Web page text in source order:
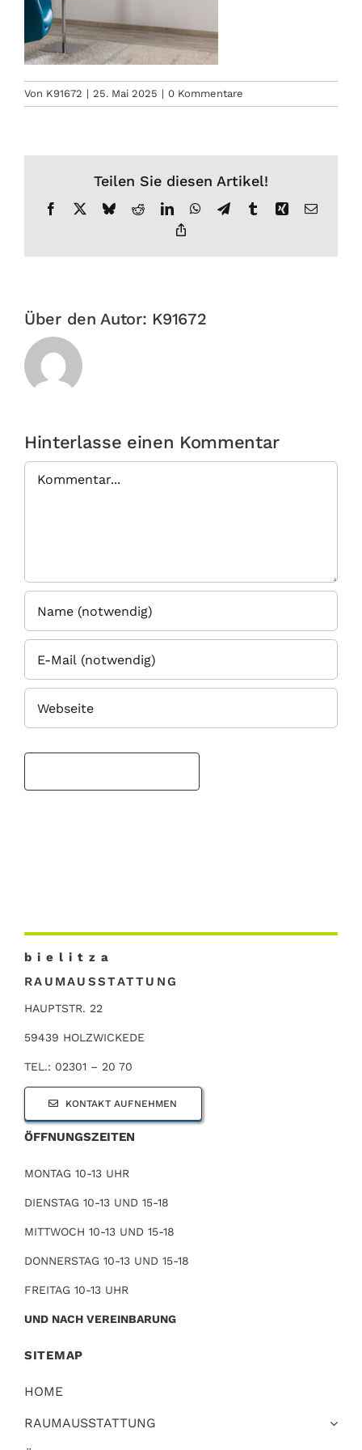
Von K91672 | 25. Mai 2025 | 0 Kommentare
Teilen Sie diesen Artikel!
Facebook BlueskyRedditLinkedInWhatsApp
TelegramTumblrXing E-
Über den Autor: K91672
Hinterlasse einen Kommentar
b i e l i t z a
RAUMAUSSTATTUNG
HAUPTSTR. 22
59439 HOLZWICKEDE
TEL.: 02301 – 20 70
KONTAKT AUFNEHMEN
ÖFFNUNGSZEITEN
MONTAG 10-13 UHR
DIENSTAG 10-13 UND 15-18
MITTWOCH 10-13 UND 15-18
DONNERSTAG 10-13 UND 15-18
FREITAG 10-13 UHR
UND NACH VEREINBARUNG
SITEMAP
HOME
RAUMAUSSTATTUNG